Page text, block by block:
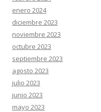
enero 2024
diciembre 2023
noviembre 2023
octubre 2023
septiembre 2023
agosto 2023
julio 2023
junio 2023
mayo 2023